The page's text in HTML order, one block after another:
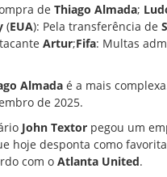
de Thiago Almada;
(EUA): Pela transferência de
Artur;Fifa: Multas
Almada é a mais
de 2025.
John Textor pegou um
hoje desponta como
com o Atlanta United.